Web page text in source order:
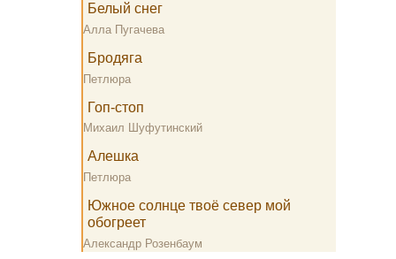
Белый снег
Алла Пугачева
Бродяга
Петлюра
Гоп-стоп
Михаил Шуфутинский
Алешка
Петлюра
Южное солнце твоё север мой
обогреет
Александр Розенбаум